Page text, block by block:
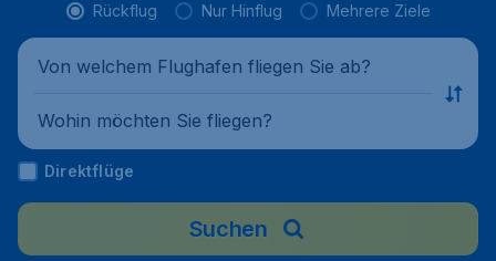
Rückflug Nur Hinflug Mehrere Ziele
Von welchem Flughafen fliegen Sie ab?
Wohin möchten Sie fliegen?
Direktflüge
Suchen